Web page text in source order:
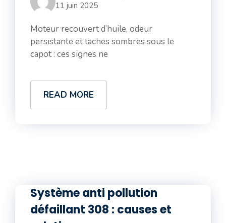
11 juin 2025
Moteur recouvert d’huile, odeur
persistante et taches sombres sous le
capot : ces signes ne
READ MORE
Système anti pollution
défaillant 308 : causes et